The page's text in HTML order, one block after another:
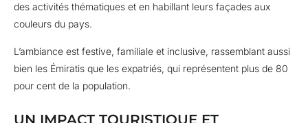
des activités thématiques et en habillant leurs façades aux
couleurs du pays.
L’ambiance est festive, familiale et inclusive, rassemblant aussi
bien les Émiratis que les expatriés, qui représentent plus de 80
pour cent de la population.
UN IMPACT TOURISTIQUE ET